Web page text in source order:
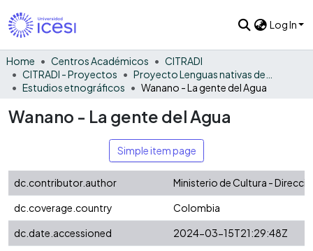
Log In
Home Centros Académicos
CITRADI
CITRADI - Proyectos
Estudios etnográficos
Wanano - La gente del Agua
Wanano - La gente del Agua
Simple item page
dc.contributor.author
Ministerio de Cultura -
dc.coverage.country
Colombia
dc.date.accessioned
2024-03-15T21:29:48Z